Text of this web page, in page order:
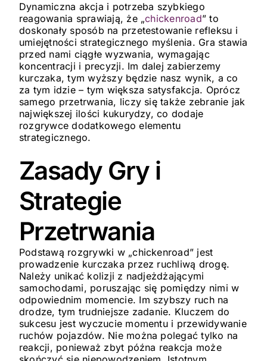
Dynamiczna akcja i potrzeba szybkiego
reagowania sprawiają, że „chickenroad” to
doskonały sposób na przetestowanie refleksu i
umiejętności strategicznego myślenia. Gra stawia
przed nami ciągłe wyzwania, wymagając
koncentracji i precyzji. Im dalej zabierzemy
kurczaka, tym wyższy będzie nasz wynik, a co
za tym idzie – tym większa satysfakcja. Oprócz
samego przetrwania, liczy się także zebranie jak
największej ilości kukurydzy, co dodaje
rozgrywce dodatkowego elementu
strategicznego.
Zasady Gry i
Strategie
Przetrwania
Podstawą rozgrywki w „chickenroad” jest
prowadzenie kurczaka przez ruchliwą drogę.
Należy unikać kolizji z nadjeżdżającymi
samochodami, poruszając się pomiędzy nimi w
odpowiednim momencie. Im szybszy ruch na
drodze, tym trudniejsze zadanie. Kluczem do
sukcesu jest wyczucie momentu i przewidywanie
ruchów pojazdów. Nie można polegać tylko na
reakcji, ponieważ zbyt późna reakcja może